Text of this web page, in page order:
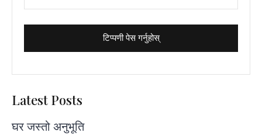
Latest Posts
घर जस्तो अनुभूति